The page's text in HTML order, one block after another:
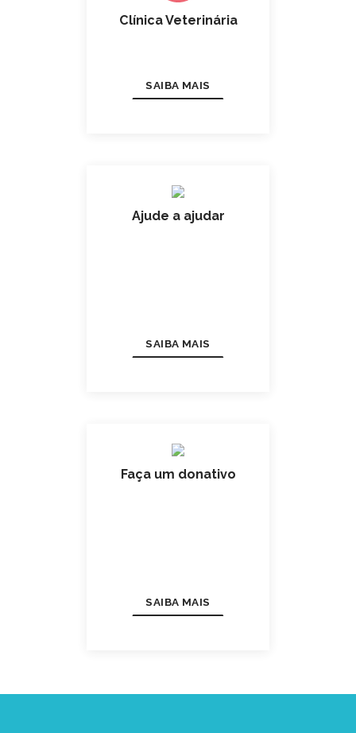
Clínica Veterinária
SAIBA MAIS
Ajude a ajudar
SAIBA MAIS
Faça um donativo
SAIBA MAIS